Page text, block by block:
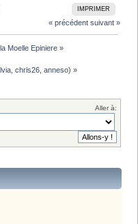
IMPRIMER
« précédent suivant »
Moelle Epiniere »
,chris26,anneso) »
Aller à: